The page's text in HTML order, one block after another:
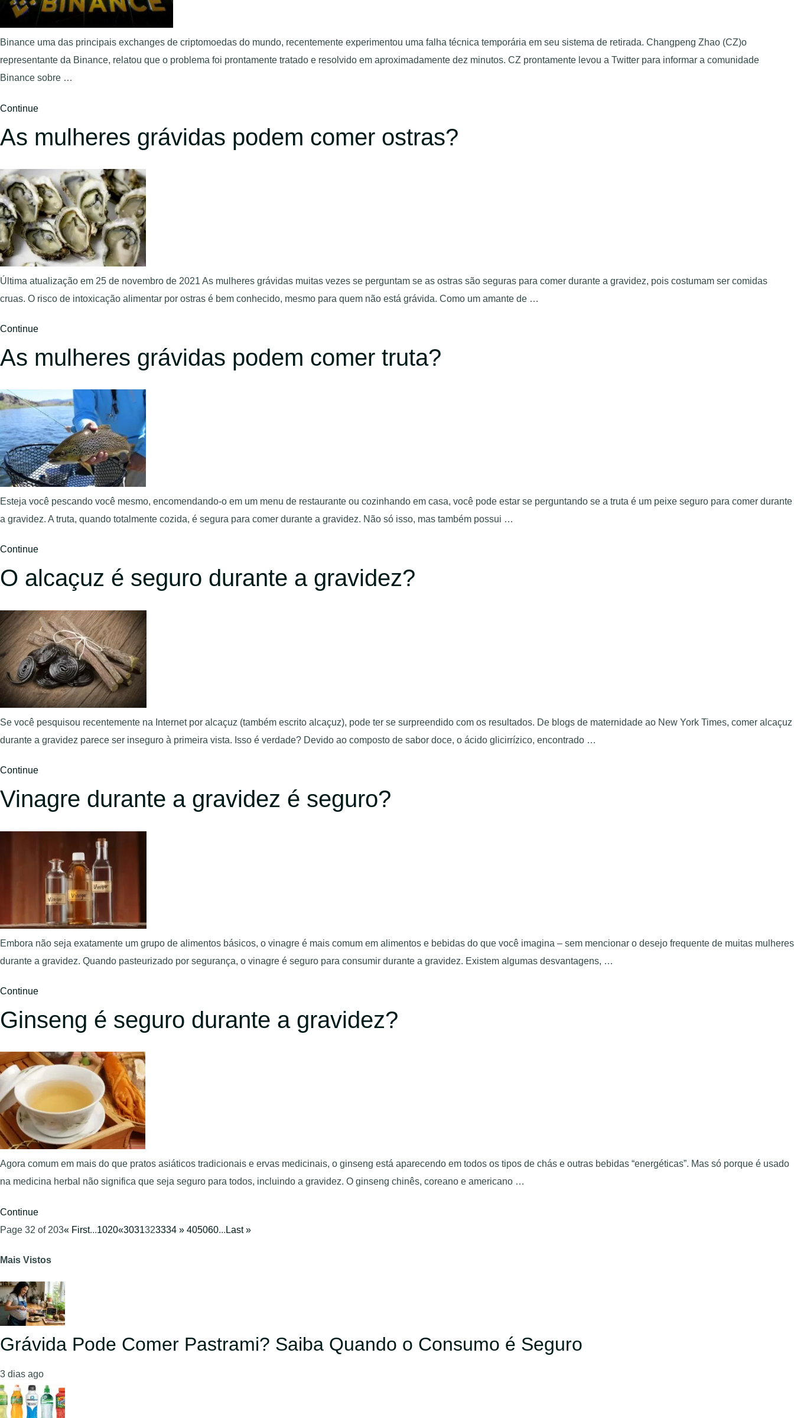
Binance uma das principais exchanges de criptomoedas do mundo, recentemente experimentou uma falha técnica temporária em seu sistema de retirada. Changpeng Zhao (CZ)o
representante da Binance, relatou que o problema foi prontamente tratado e resolvido em aproximadamente dez minutos. CZ prontamente levou a Twitter para informar a comunidade
Binance sobre …
Continue
As mulheres grávidas podem comer ostras?
Última atualização em 25 de novembro de 2021 As mulheres grávidas muitas vezes se perguntam se as ostras são seguras para comer durante a gravidez, pois costumam ser comidas
cruas. O risco de intoxicação alimentar por ostras é bem conhecido, mesmo para quem não está grávida. Como um amante de …
Continue
As mulheres grávidas podem comer truta?
Esteja você pescando você mesmo, encomendando-o em um menu de restaurante ou cozinhando em casa, você pode estar se perguntando se a truta é um peixe seguro para comer durante
a gravidez. A truta, quando totalmente cozida, é segura para comer durante a gravidez. Não só isso, mas também possui …
Continue
O alcaçuz é seguro durante a gravidez?
Se você pesquisou recentemente na Internet por alcaçuz (também escrito alcaçuz), pode ter se surpreendido com os resultados. De blogs de maternidade ao New York Times, comer alcaçuz
durante a gravidez parece ser inseguro à primeira vista. Isso é verdade? Devido ao composto de sabor doce, o ácido glicirrízico, encontrado …
Continue
Vinagre durante a gravidez é seguro?
Embora não seja exatamente um grupo de alimentos básicos, o vinagre é mais comum em alimentos e bebidas do que você imagina – sem mencionar o desejo frequente de muitas mulheres
durante a gravidez. Quando pasteurizado por segurança, o vinagre é seguro para consumir durante a gravidez. Existem algumas desvantagens, …
Continue
Ginseng é seguro durante a gravidez?
Agora comum em mais do que pratos asiáticos tradicionais e ervas medicinais, o ginseng está aparecendo em todos os tipos de chás e outras bebidas “energéticas”. Mas só porque é usado
na medicina herbal não significa que seja seguro para todos, incluindo a gravidez. O ginseng chinês, coreano e americano …
Continue
Page 32 of 203« First...1020«3031323334 » 405060... Last »
Mais Vistos
Grávida Pode Comer Pastrami? Saiba Quando o Consumo é Seguro
3 dias ago